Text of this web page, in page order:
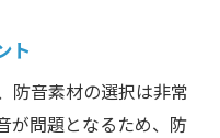
施工のポイント
リフォーム事例
な防音対策
ト
防音素材の選択は非常
が問題となるため、防